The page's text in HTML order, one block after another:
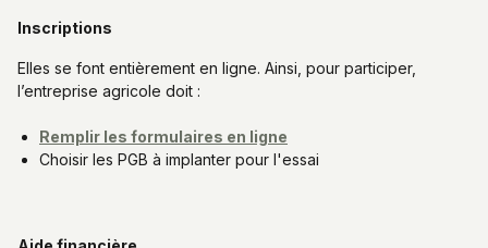
Inscriptions
Elles se font entièrement en ligne. Ainsi, pour participer,
l’entreprise agricole doit :
Remplir les formulaires en ligne
Choisir les PGB à implanter pour l'essai